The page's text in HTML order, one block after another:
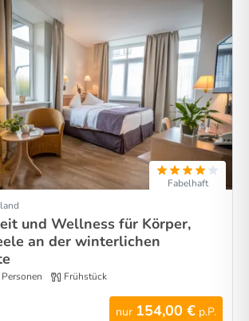
Fabelhaft
und Wellness für Körper,
an der winterlichen
Personen Frühstück
nur 154,00 € p.P.